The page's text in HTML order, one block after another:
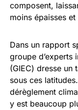
composent,
moins épaisses
Dans un rapport
groupe d’experts
(GIEC) dresse un
sous ces
dérèglement
y est beaucoup